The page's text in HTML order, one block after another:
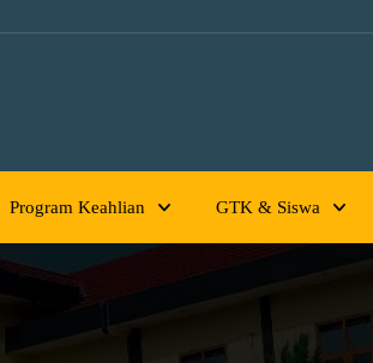
Program Keahlian GTK & Siswa